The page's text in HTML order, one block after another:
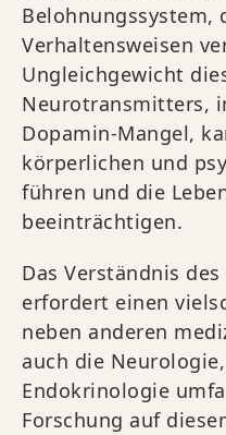
Belohnungssystem,
Verhaltensweisen
Ungleichgewicht
Neurotransmitters,
Dopamin-Mangel,
körperlichen und
führen und die
beeinträchtigen.
Das Verständnis
erfordert einen
neben anderen
auch die
Endokrinologie
Forschung auf